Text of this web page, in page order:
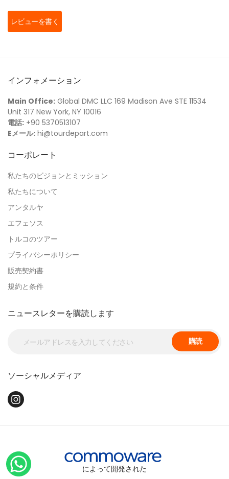
レビューを書く
インフォメーション
Main Office: Global DMC LLC 169 Madison Ave STE 11534
Unit 317 New York, NY 10016
電話: +90 5370513107
Eメール: hi@tourdepart.com
コーポレート
私たちのビジョンとミッション
私たちについて
アンタルヤ
エフェソス
トルコのツアー
プライバシーポリシー
販売契約書
規約と条件
ニュースレターを購読します
購読
ソーシャルメディア
によって開発された